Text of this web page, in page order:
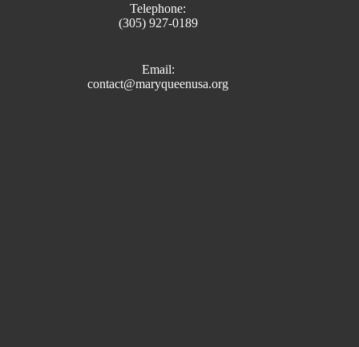
Telephone:
(305) 927-0189
Email:
contact@maryqueenusa.org